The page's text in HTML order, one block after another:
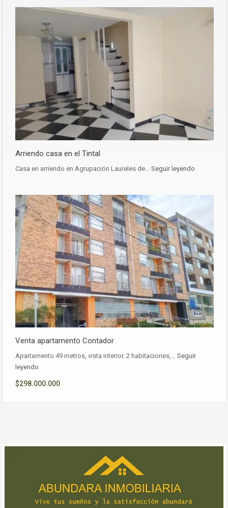
Arriendo casa en el Tintal
Casa en arriendo en Agrupación Laureles de… Seguir leyendo
Venta apartamento Contador
Apartamento 49 metros, vista interior. 2 habitaciones,… Seguir
leyendo
$298.000.000